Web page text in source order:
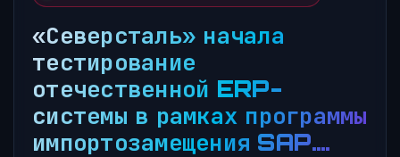
«Северсталь» начала
тестирование
отечественной ERP-
системы в рамках программы
импортозамещения SAP….